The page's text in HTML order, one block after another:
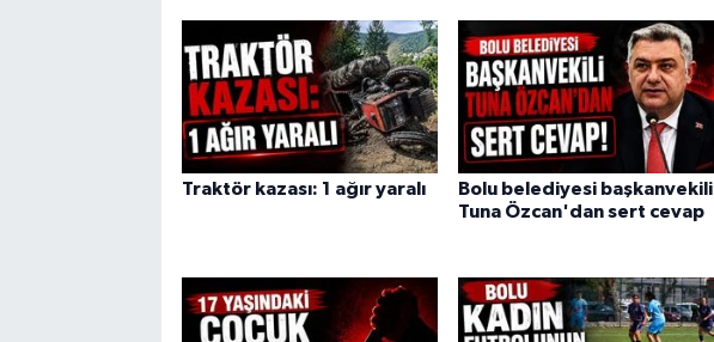
Traktör kazası: 1 ağır yaralı
Bolu belediyesi başkanvekili
Tuna Özcan'dan sert cevap